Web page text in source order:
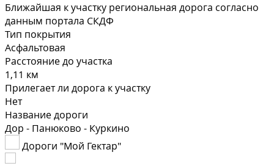
Ближайшая к участку региональная дорога согласно
данным портала СКДФ
Тип покрытия
Асфальтовая
Расстояние до участка
1,11 км
Прилегает ли дорога к участку
Нет
Название дороги
Дор - Панюково - Куркино
Дороги "Мой Гектар"